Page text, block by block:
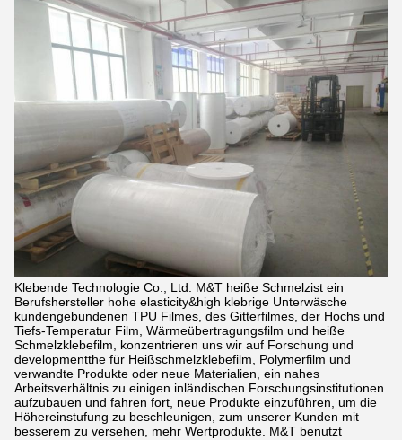
Klebende Technologie Co., Ltd. M&T heiße Schmelzist ein
Berufshersteller hohe elasticity&high klebrige Unterwäsche
kundengebundenen TPU Filmes, des Gitterfilmes, der Hochs und
Tiefs-Temperatur Film, Wärmeübertragungsfilm und heiße
Schmelzklebefilm, konzentrieren uns wir auf Forschung und
developmentthe für Heißschmelzklebefilm, Polymerfilm und
verwandte Produkte oder neue Materialien, ein nahes
Arbeitsverhältnis zu einigen inländischen Forschungsinstitutionen
aufzubauen und fahren fort, neue Produkte einzuführen, um die
Höhereinstufung zu beschleunigen, zum unserer Kunden mit
besserem zu versehen, mehr Wertprodukte. M&T benutzt